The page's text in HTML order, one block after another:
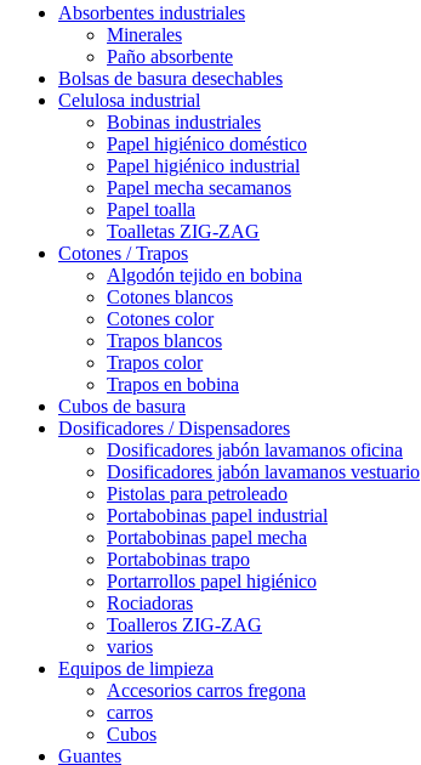
Absorbentes industriales
Minerales
Paño absorbente
Bolsas de basura desechables
Celulosa industrial
Bobinas industriales
Papel higiénico doméstico
Papel higiénico industrial
Papel mecha secamanos
Papel toalla
Toalletas ZIG-ZAG
Cotones / Trapos
Algodón tejido en bobina
Cotones blancos
Cotones color
Trapos blancos
Trapos color
Trapos en bobina
Cubos de basura
Dosificadores / Dispensadores
Dosificadores jabón lavamanos oficina
Dosificadores jabón lavamanos vestuario
Pistolas para petroleado
Portabobinas papel industrial
Portabobinas papel mecha
Portabobinas trapo
Portarrollos papel higiénico
Rociadoras
Toalleros ZIG-ZAG
varios
Equipos de limpieza
Accesorios carros fregona
carros
Cubos
Guantes